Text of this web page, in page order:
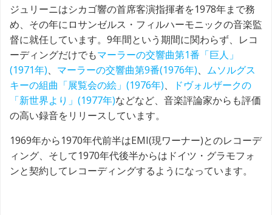
ジュリーニはシカゴ響の首席客演指揮者を1978年まで務
め、その年にロサンゼルス・フィルハーモニックの音楽監
督に就任しています。9年間という期間に関わらず、レコ
ーディングだけでもマーラーの交響曲第1番「巨人」
(1971年)、 マーラーの交響曲第9番(1976年)、 ムソルグス
キーの組曲「展覧会の絵」(1976年)、
ドヴォルザークの
「新世界より」(1977年)などなど、音楽評論家からも評価
の高い録音をリリースしています。
1969年から1970年代前半はEMI(現ワーナー)とのレコーデ
ィング、そして1970年代後半からはドイツ・グラモフォ
ンと契約してレコーディングするようになっています。